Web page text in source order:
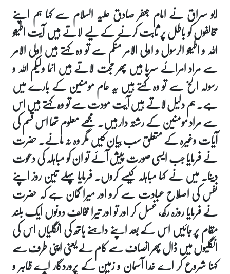
ابو سراق نے امام جعفر صادق علیہ السلام سے کہا ہم اپنے
مخالفوں کو باطل پر ثابت کرنے کے لیے لاتے ہیں آیت اطیعو
اللہ و اطیعو الرسول و اولی الامر منکم سے تو وہ کہتے ہیں اولی الامر
سے مراد امرائے سرپا ہیں پھر حجت لاتے ہیں انما ولیکم اللہ و
رسولہ الخ سے تو وہ کہتے ہیں یہ عام مومنین کے بارے میں
ہے۔ ہم دلیل لاتے ہیں آیت مودت سے تو وہ کہتے ہیں اس
سے مراد مومنین کے رشتہ دار ہیں۔ مجھے معلوم تھا اس قسم کی
آیات وغیرہ کے متعلق سب بیان کیں مگر وہ نہ مانے۔ حضرت
نے فرمایا جب ایسی صورت پیش آئے تو ان کو مباہلہ کی دعوت
دینا۔ میں نے کہا مباہلہ کیسے کروں۔ فرمایا پہلے تین روز اپنے
نفس کی اصلاح عبادت سے کرو اور میرا گمان ہے کہ حضرت
نے فرمایا روزہ رکھ، غسل کر اور تو اور تیرا مخالف دونوں ایک بلند
مقام پر جائیں اس کے بعد اپنے داہنے ہاتھ کی انگلیاں اس کی
انگلیوں میں ڈال پھر انصاف سے کام لے یعنی اپنی طرف سے
کہنا شروع کر اے خدا آسمان و زمین کے پروردگار اے ظاہر و